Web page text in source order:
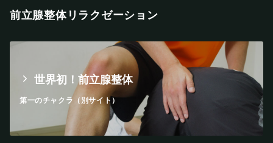
前立腺整体リラクゼーション
世界初！前立腺整体
第一のチャクラ（別サイト）